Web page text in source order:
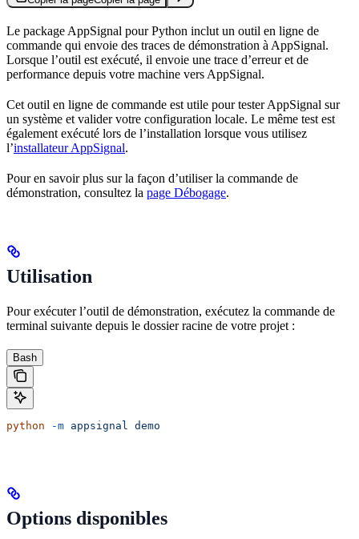
Le package AppSignal pour Python inclut un outil en ligne de
commande qui envoie des traces de démonstration à AppSignal.
Lorsque l’outil est exécuté, il envoie une trace d’erreur et de
performance depuis votre machine vers AppSignal.
Cet outil en ligne de commande est utile pour tester AppSignal sur
un système et valider votre configuration locale. Le même test est
également exécuté lors de l’installation lorsque vous utilisez
l’installateur AppSignal.
Pour en savoir plus sur la façon d’utiliser la commande de
démonstration, consultez la page Débogage.
Utilisation
Pour exécuter l’outil de démonstration, exécutez la commande de
terminal suivante depuis le dossier racine de votre projet :
Bash
python -m appsignal demo
Options disponibles